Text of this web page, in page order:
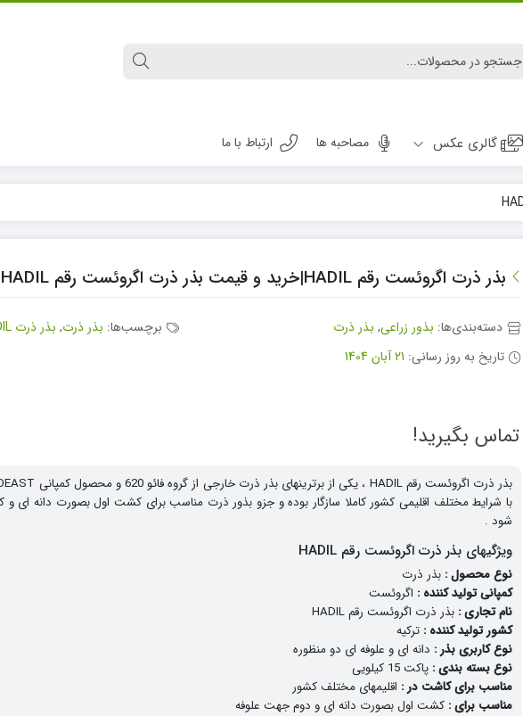
گالری عکس مصاحبه ها ارتباط با ما
بذر ذرت اگروئست رقم HADIL|خرید و قیمت بذر ذرت اگروئست رقم HADIL
دسته‌بندی‌ها: بذور زراعی, بذر ذرت برچسب‌ها: بذر ذرت, بذر ذرت HADIL
تاریخ به روز رسانی: 21 آبان 1404
تماس بگیرید!
با شرایط مختلف اقلیمی کشور کاملا سازگار بوده و جزو بذور ذرت مناسب برای کشت اول بصورت دانه
شود .
ویژگیهای بذر ذرت اگروئست رقم HADIL
نوع محصول : بذر ذرت
کمپانی تولید کننده : اگروئست
نام تجاری : بذر ذرت اگروئست رقم HADIL
کشور تولید کننده : ترکیه
نوع کاربری بذر : دانه ای و علوفه ای دو منظوره
نوع بسته بندی : پاکت 15 کیلویی
مناسب برای کاشت در : اقلیمهای مختلف کشور
مناسب برای : کشت اول بصورت دانه ای و دوم جهت علوفه